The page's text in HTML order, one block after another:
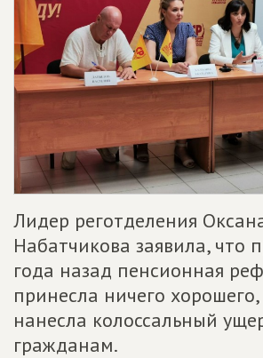
Лидер реготделения
Набатчикова заявила, что
года назад пенсионная
принесла ничего
нанесла колоссальный
гражданам.